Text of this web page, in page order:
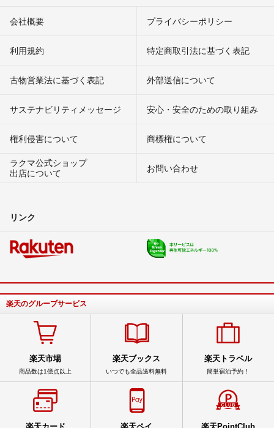
会社概要 プライバシーポリシー
利用規約 特定商取引法に基づく表記
古物営業法に基づく表記 外部送信について
サステナビリティメッセージ 安心・安全のための取り組み
権利侵害について
商標権について
ラクマ公式ショップ
出店について
お問い合わせ
リンク
楽天のグループサービス
楽天市場
商品数は1億点以上
楽天ブックス
いつでも全品送料無料
楽天トラベル
簡単宿泊予約！